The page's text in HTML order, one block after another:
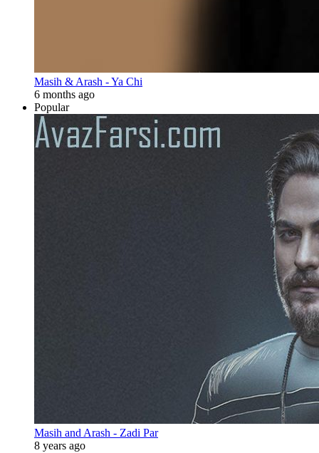
Masih & Arash - Ya Chi
6 months ago
Popular
Masih and Arash - Zadi Par
8 years ago